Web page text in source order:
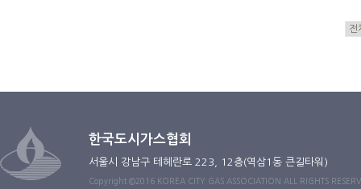
한국도시가스협회
서울시 강남구 테헤란로 223, 12층(역삼1동 큰길타워)
Copyright ©2016 KOREA CITY GAS ASSOCIATION ALL RIGHTS